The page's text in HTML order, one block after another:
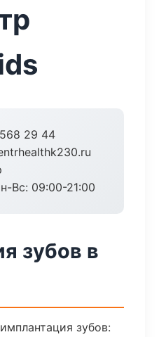
29 44
Вс: 09:00-21:00
зубов в
зубов: